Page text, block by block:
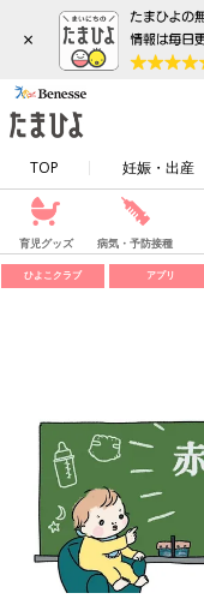
×
TOP 妊娠・出産
育児グッズ 病気・予防接種
ひよこクラブ アプリ